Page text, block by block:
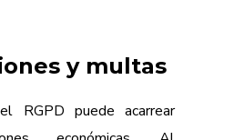
y multas
RGPD puede acarrear